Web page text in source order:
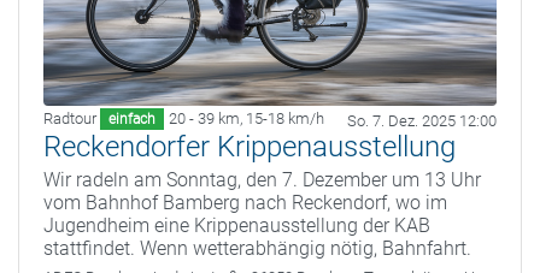
Radtour einfach 20 - 39 km, 15-18 km/h So. 7. Dez. 2025 12:00
Reckendorfer Krippenausstellung
Wir radeln am Sonntag, den 7. Dezember um 13 Uhr
vom Bahnhof Bamberg nach Reckendorf, wo im
Jugendheim eine Krippenausstellung der KAB
stattfindet. Wenn wetterabhängig nötig, Bahnfahrt.